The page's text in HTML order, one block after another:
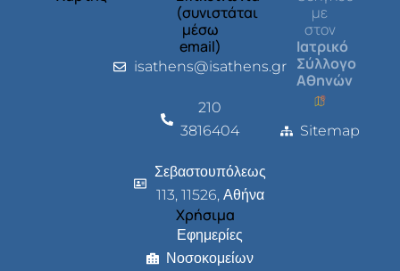
(συνιστάται
μέσω
email)
isathens@isathens.gr
210
3816404
Σεβαστουπόλεως
113, 11526, Αθήνα
Χρήσιμα
Εφημερίες
Νοσοκομείων
με
στον
Ιατρικό
Σύλλογο
Αθηνών
Sitemap